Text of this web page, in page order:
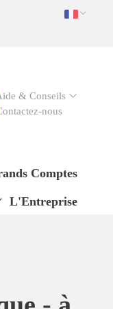
& Conseils
nous
Comptes
L'Entreprise